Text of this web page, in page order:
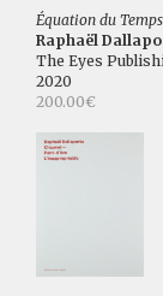
Équation du
Raphaël
The Eyes
2020
200.00€